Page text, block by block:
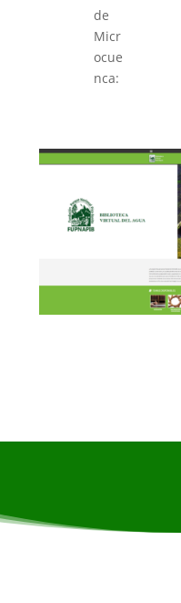
de
Micr
ocue
nca: